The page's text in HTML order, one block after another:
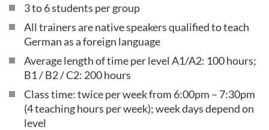
3 to 6 students per group
All trainers are native speakers qualified to teach
German as a foreign language
Average length of time per level A1/A2: 100 hours;
B1 / B2 / C2: 200 hours
Class time: twice per week from 6:00pm – 7:30pm
(4 teaching hours per week); week days depend on
level